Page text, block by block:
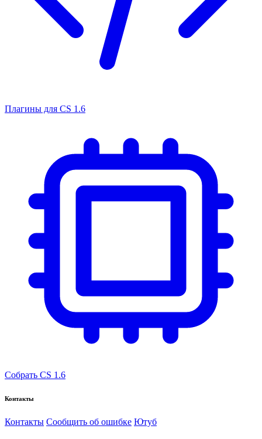
Плагины для CS 1.6
Собрать CS 1.6
Контакты
Контакты Сообщить об ошибке Ютуб